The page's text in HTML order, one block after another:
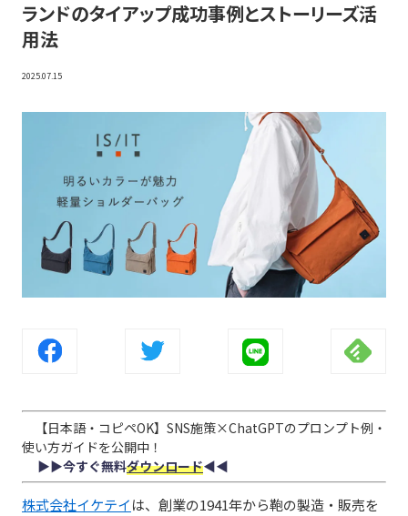
ランドのタイアップ成功事例とストーリーズ活
用法
2025.07.15
【日本語・コピペOK】SNS施策×ChatGPTのプロンプト例・
使い方ガイドを公開中！
▶︎▶︎今すぐ無料ダウンロード◀︎◀︎
株式会社イケテイは、創業の1941年から鞄の製造・販売を